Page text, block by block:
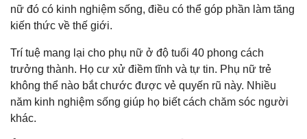
nữ đó có kinh nghiệm sống, điều có thể góp phần làm tăng
kiến thức về thế giới.
Trí tuệ mang lại cho phụ nữ ở độ tuổi 40 phong cách
trưởng thành. Họ cư xử điềm tĩnh và tự tin. Phụ nữ trẻ
không thể nào bắt chước được vẻ quyến rũ này. Nhiều
năm kinh nghiệm sống giúp họ biết cách chăm sóc người
khác.